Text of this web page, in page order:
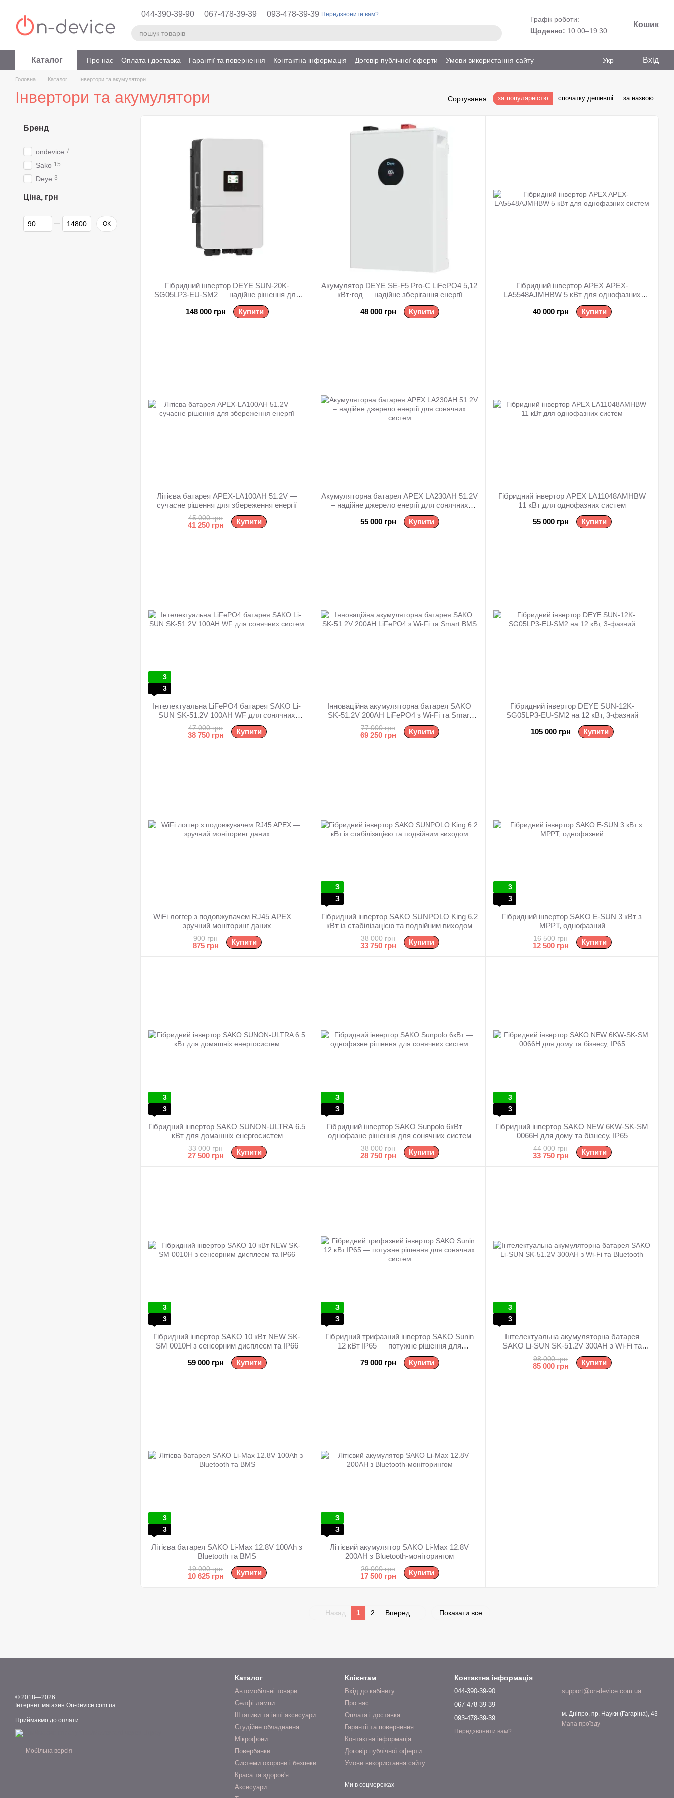
044-390-39-90 067-478-39-39 093-478-39-39 Передзвонити вам?
Графік роботи:
Щоденно: 10:00–19:30
Кошик
Каталог Про нас Оплата і доставка Гарантії та повернення Контактна інформація Договір публічної оферти Умови використання сайту Укр Вхід
Головна Каталог Інвертори та акумулятори
Інвертори та акумулятори Сортування: за популярністю спочатку дешевші за назвою
Гібридний інвертор DEYE SUN-20K-
SG05LP3-EU-SM2 — надійне рішення для
сонячних електростанцій
148 000 грн
Купити
Акумулятор DEYE SE-F5 Pro-C LiFePO4 5,12
кВт·год — надійне зберігання енергії
48 000 грн
Купити
Гібридний інвертор APEX APEX-
LA5548AJMHBW 5 кВт для однофазних
систем
40 000 грн
Купити
Літієва батарея APEX-LA100AH 51.2V —
сучасне рішення для збереження енергії
45 000 грн
41 250 грн Купити
Акумуляторна батарея APEX LA230AH 51.2V
– надійне джерело енергії для сонячних
систем
55 000 грн
Купити
Гібридний інвертор APEX LA11048AMHBW
11 кВт для однофазних систем
55 000 грн
Купити
3
3
Інтелектуальна LiFePO4 батарея SAKO Li-
SUN SK-51.2V 100AH WF для сонячних
систем
47 000 грн
38 750 грн Купити
Інноваційна акумуляторна батарея SAKO
SK-51.2V 200AH LiFePO4 з Wi-Fi та Smart
BMS
77 000 грн
69 250 грн Купити
Гібридний інвертор DEYE SUN-12K-
SG05LP3-EU-SM2 на 12 кВт, 3-фазний
105 000 грн
Купити
WiFi логгер з подовжувачем RJ45 APEX —
зручний моніторинг даних
900 грн
875 грн Купити
3
3
Гібридний інвертор SAKO SUNPOLO King 6.2
кВт із стабілізацією та подвійним виходом
38 000 грн
33 750 грн Купити
3
3
Гібридний інвертор SAKO E-SUN 3 кВт з
MPPT, однофазний
16 500 грн
12 500 грн Купити
3
3
Гібридний інвертор SAKO SUNON-ULTRA 6.5
кВт для домашніх енергосистем
33 000 грн
27 500 грн Купити
3
3
Гібридний інвертор SAKO Sunpolo 6кВт —
однофазне рішення для сонячних систем
38 000 грн
28 750 грн Купити
3
3
Гібридний інвертор SAKO NEW 6KW-SK-SM
0066H для дому та бізнесу, IP65
44 000 грн
33 750 грн Купити
3
3
Гібридний інвертор SAKO 10 кВт NEW SK-
SM 0010H з сенсорним дисплеєм та IP66
59 000 грн
Купити
3
3
Гібридний трифазний інвертор SAKO Sunin
12 кВт IP65 — потужне рішення для
сонячних систем
79 000 грн
Купити
3
3
Інтелектуальна акумуляторна батарея
SAKO Li-SUN SK-51.2V 300AH з Wi-Fi та
Bluetooth
98 000 грн
85 000 грн Купити
3
3
Літієва батарея SAKO Li-Max 12.8V 100Ah з
Bluetooth та BMS
19 000 грн
10 625 грн Купити
3
3
Літієвий акумулятор SAKO Li-Max 12.8V
200AH з Bluetooth-моніторингом
29 000 грн
17 500 грн Купити
Назад 1 2 Вперед Показати все
Бренд
ondevice 7
Sako 15
Deye 3
Ціна, грн
Від Ціна, грн
До Ціна, грн ОК
© 2018—2026
Інтернет магазин On-device.com.ua
Приймаємо до оплати
Мобільна версія
Каталог
Автомобільні товари
Селфі лампи
Штативи та інші аксесуари
Студійне обладнання
Мікрофони
Повербанки
Системи охорони і безпеки
Краса та здоров'я
Аксесуари
Клієнтам
Вхід до кабінету
Про нас
Оплата і доставка
Гарантії та повернення
Контактна інформація
Договір публічної оферти
Умови використання сайту
Ми в соцмережах
Контактна інформація
044-390-39-90
067-478-39-39
093-478-39-39
Передзвонити вам?
support@on-device.com.ua
м. Дніпро, пр. Науки (Гагаріна), 43
Мапа проїзду